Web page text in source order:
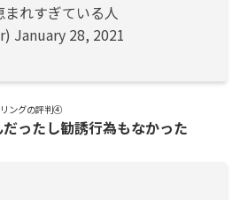
れすぎている人
January 28, 2021
ングの評判④
ったし勧誘行為もなかった